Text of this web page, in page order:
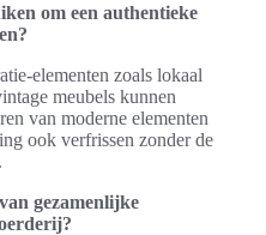
om een authentieke
elementen zoals lokaal
meubels kunnen
van moderne elementen
ook verfrissen zonder de
gezamenlijke